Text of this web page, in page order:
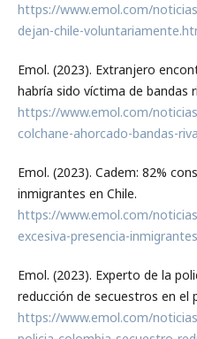
https://www.emol.com/
dejan-chile-
Emol. (2023). Extranjero
habría sido víctima de bandas
https://www.emol.com/
colchane-ahorcado-bandas-
Emol. (2023). Cadem: 82%
inmigrantes en Chile.
https://www.emol.com/
excesiva-presencia-
Emol. (2023). Experto de la
reducción de secuestros en el
https://www.emol.com/